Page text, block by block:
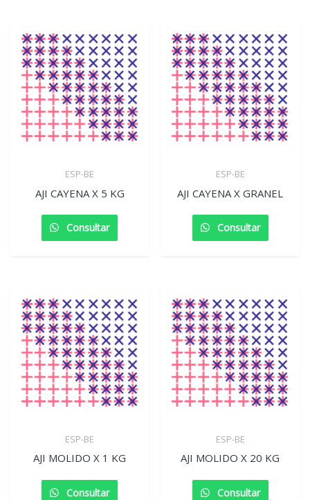
ESP-BE
AJI CAYENA X 5 KG
Consultar
ESP-BE
AJI CAYENA X GRANEL
Consultar
ESP-BE
AJI MOLIDO X 1 KG
Consultar
ESP-BE
AJI MOLIDO X 20 KG
Consultar